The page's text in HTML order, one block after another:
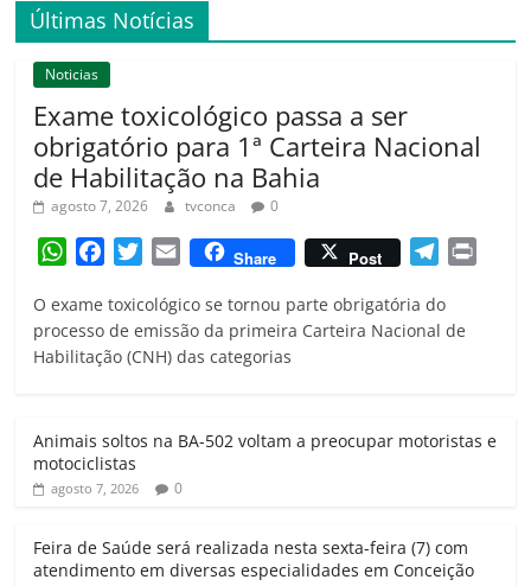
Últimas Notícias
Noticias
Exame toxicológico passa a ser
obrigatório para 1ª Carteira Nacional
de Habilitação na Bahia
agosto 7, 2026 tvconca 0
W
a
t
s
p
c
e
b
k
i
t
t
a
i
l
Share Post
l
e
m
O exame toxicológico se tornou parte obrigatória do
processo de emissão da primeira Carteira Nacional de
Habilitação (CNH) das categorias
Animais soltos na BA-502 voltam a preocupar motoristas e
motociclistas
agosto 7, 2026 0
Feira de Saúde será realizada nesta sexta-feira (7) com
atendimento em diversas especialidades em Conceição